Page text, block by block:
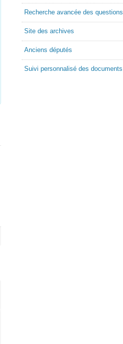
Recherche avancée des questions
Site des archives
Anciens députés
Suivi personnalisé des documents